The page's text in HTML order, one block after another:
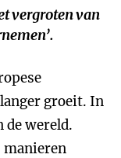
vergroten van
groeit. In
de wereld.
manieren